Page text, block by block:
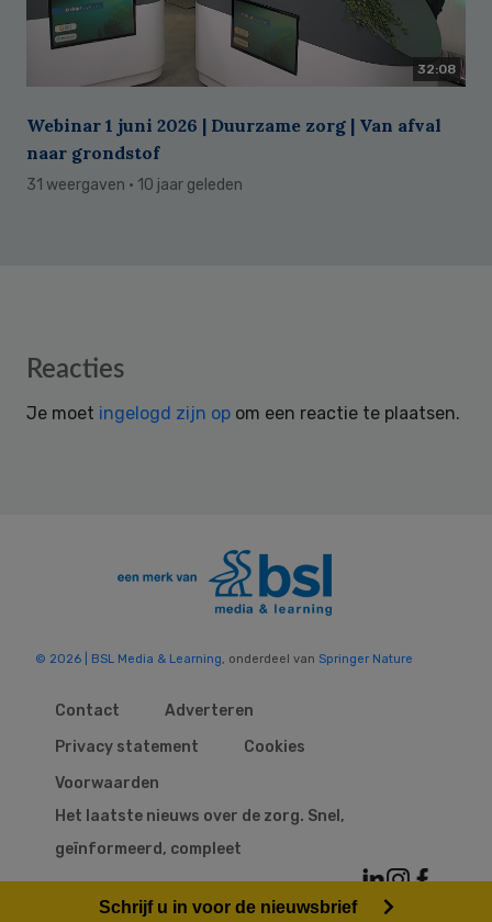
32:08
Webinar 1 juni 2026 | Duurzame zorg | Van afval
naar grondstof
31 weergaven · 10 jaar geleden
Reader
Reacties
Je moet ingelogd zijn op om een reactie te plaatsen.
© 2026 | BSL Media & Learning, onderdeel van Springer Nature
Contact
Adverteren
Privacy statement
Cookies
Voorwaarden
Het laatste nieuws over de zorg. Snel,
geïnformeerd, compleet
Schrijf u in voor de nieuwsbrief